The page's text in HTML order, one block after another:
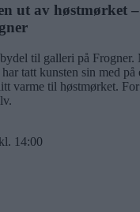
ut av høstmørket
til galleri på Frogner.
tatt kunsten sin med på
varme til høstmørket.
14:00